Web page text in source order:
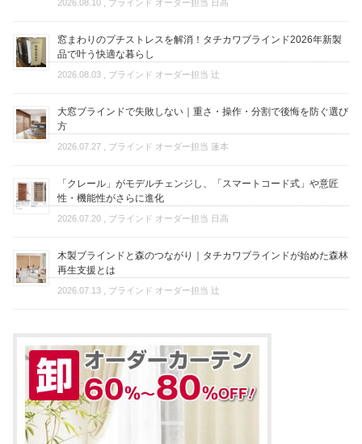
2026.08.10 , ブラインド オーダー担当 日高
窓まわりのプチストレスを解消！タチカワブラインド2026年新製
品で叶う快適な暮らし
2026.08.03 , ブラインド オーダー担当 辻
大窓ブラインドで失敗しない｜重さ・操作・分割で後悔を防ぐ選び
方
2026.07.27 , ブラインド オーダー担当 蓮本
「クレール」がモデルチェンジし、「スマートコード式」や意匠
性・機能性がさらに進化
2026.07.20 , ブラインド オーダー担当 日高
木製ブラインドと森のつながり｜タチカワブラインドが始めた森林
再生支援とは
2026.07.13 , ブラインド オーダー担当 辻